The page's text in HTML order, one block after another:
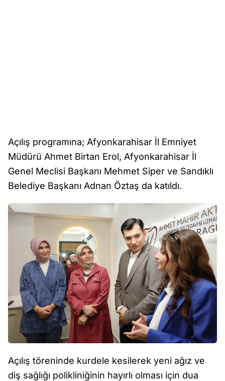
Açılış programına; Afyonkarahisar İl Emniyet
Müdürü Ahmet Birtan Erol, Afyonkarahisar İl
Genel Meclisi Başkanı Mehmet Siper ve Sandıklı
Belediye Başkanı Adnan Öztaş da katıldı.
Açılış töreninde kurdele kesilerek yeni ağız ve
diş sağlığı polikliniğinin hayırlı olması için dua